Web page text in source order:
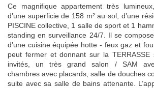
Ce magnifique appartement très
d’une superficie de 158 m² au sol, d’une
PISCINE collective, 1 salle de sport et 1
standing en surveillance 24/7. Il se
d’une cuisine équipée hotte - feux gaz et
peut fermer et donnant sur la TERRASSE
invités, un très grand salon / SAM
chambres avec placards, salle de douches
suite avec sa salle de bains attenante.